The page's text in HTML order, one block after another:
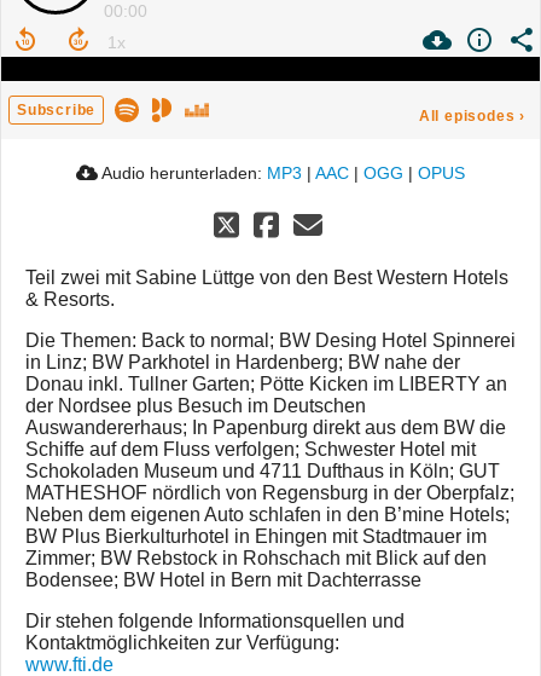
00:00
Subscribe All episodes ›
Audio herunterladen: MP3 | AAC | OGG | OPUS
Teil zwei mit Sabine Lüttge von den Best Western Hotels
& Resorts.
Die Themen: Back to normal; BW Desing Hotel Spinnerei
in Linz; BW Parkhotel in Hardenberg; BW nahe der
Donau inkl. Tullner Garten; Pötte Kicken im LIBERTY an
der Nordsee plus Besuch im Deutschen
Auswandererhaus; In Papenburg direkt aus dem BW die
Schiffe auf dem Fluss verfolgen; Schwester Hotel mit
Schokoladen Museum und 4711 Dufthaus in Köln; GUT
MATHESHOF nördlich von Regensburg in der Oberpfalz;
Neben dem eigenen Auto schlafen in den B’mine Hotels;
BW Plus Bierkulturhotel in Ehingen mit Stadtmauer im
Zimmer; BW Rebstock in Rohschach mit Blick auf den
Bodensee; BW Hotel in Bern mit Dachterrasse
Dir stehen folgende Informationsquellen und
Kontaktmöglichkeiten zur Verfügung:
www.fti.de